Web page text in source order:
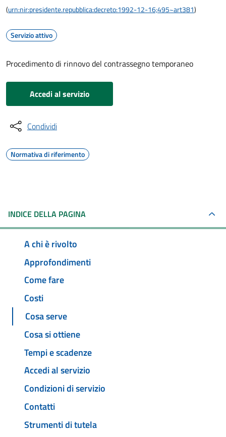
(urn:nir:presidente.repubblica:decreto:1992-12-16;495~art381)
Servizio attivo
Procedimento di rinnovo del contrassegno temporaneo
Accedi al servizio
Condividi
Normativa di riferimento
INDICE DELLA PAGINA
A chi è rivolto
Approfondimenti
Come fare
Costi
Cosa serve
Cosa si ottiene
Tempi e scadenze
Accedi al servizio
Condizioni di servizio
Contatti
Strumenti di tutela